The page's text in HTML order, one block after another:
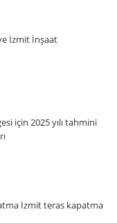
İzmit İnşaat
için 2025 yılı tahmini
İzmit teras kapatma